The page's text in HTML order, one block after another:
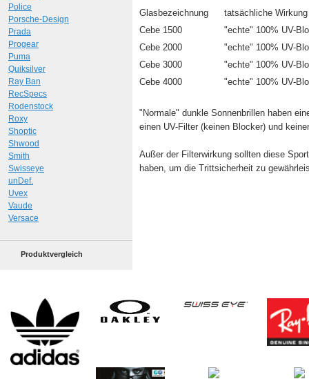
Glasbezeichnung
tatsächliche Wirkung
Cebe 1500
"echte" 100% UV-
Cebe 2000
"echte" 100% UV-
Cebe 3000
"echte" 100% UV-
Cebe 4000
"echte" 100% UV-
"Normale" dunkle Sonnenbrillen haben
einen UV-Filter (keinen Blocker) und
Außer der Filterwirkung sollten diese
haben, um die Trittsicherheit zu
Police
Porsche-Design
Prada
Progear
Puma
Quiksilver
Ray Ban
RecSpecs
Rodenstock
Roxy
Shoptic
Shwood
Smith
Swisseye
unDef.
Uvex
Vaude
Versace
Produktvergleich